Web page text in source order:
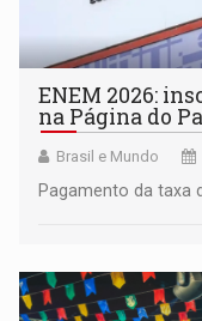
ENEM 2026:
na Página do
Brasil e Mundo
Pagamento da taxa